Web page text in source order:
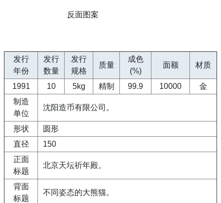
反面图案
发行
年份
发行
数量
发行
规格
质量
成色
(%)
面额 材质
1991 10 5kg 精制 99.9 10000
金
制造
单位
沈阳造币有限公司。
形状
圆形
直径
150
正面
标题
北京天坛祈年殿。
背面
标题
不同姿态的大熊猫。